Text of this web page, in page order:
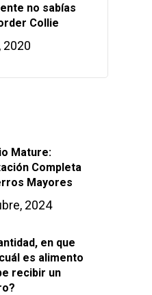
no sabías
Collie
2020
Mature:
Completa
Mayores
2024
en que
es alimento
recibir un